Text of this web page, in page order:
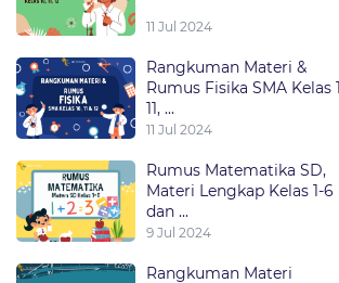
11 Jul 2024
Rangkuman Materi &
Rumus Fisika SMA Kelas
11, ...
11 Jul 2024
Rumus Matematika SD,
Materi Lengkap Kelas 1-6
dan ...
9 Jul 2024
Rangkuman Materi